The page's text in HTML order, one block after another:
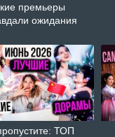
премьеры
ожидания
ТОП